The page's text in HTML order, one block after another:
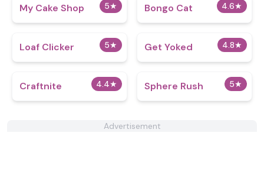
5★
My Cake Shop 4.6★
Bongo Cat
5★
Loaf Clicker 4.8★
Get Yoked
4.4★
Craftnite 5★
Sphere Rush
Advertisement